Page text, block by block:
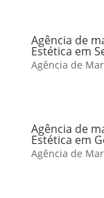
Agência de
Estética em
Agência de
Agência de
Estética em
Agência de